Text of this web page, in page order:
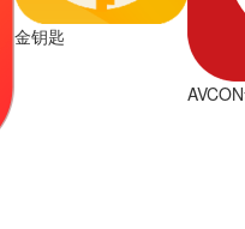
金钥匙